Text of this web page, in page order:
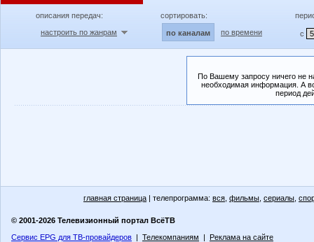
описания передач:
настроить по жанрам
сортировать:
по каналам по времени с
По Вашему запросу ничего не
необходимая информация. А
период
главная страница | телепрограмма: вся фильмы сериалы
© 2001-2026 Телевизионный портал ВсёТВ
Сервис EPG для ТВ-провайдеров | Телекомпаниям | Реклама на сайте